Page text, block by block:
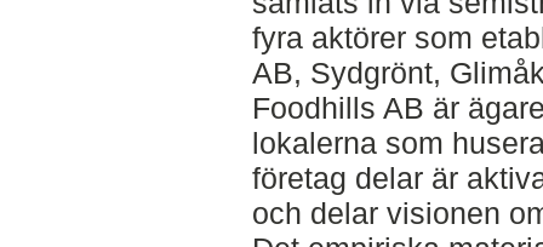
fyra aktörer som
AB, Sydgrönt,
Foodhills AB är
lokalerna som
företag delar är
och delar visionen